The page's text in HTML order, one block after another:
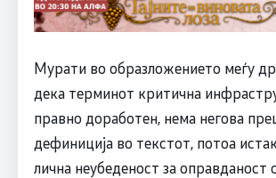
Мурати во образложението меѓу
дека терминот критична
правно доработен, нема негова
дефиниција во текстот, потоа
лична неубеденост за оправданост